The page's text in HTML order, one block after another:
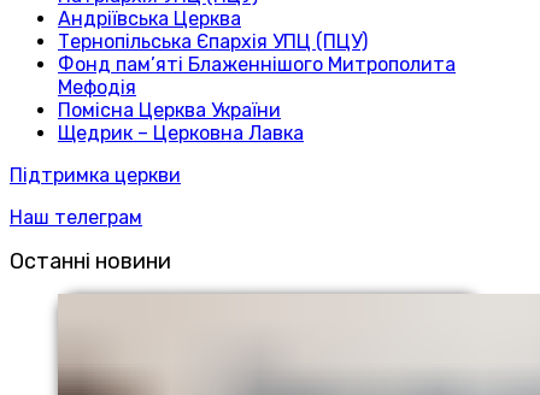
Андріївська Церква
Тернопільська Єпархія УПЦ (ПЦУ)
Фонд пам’яті Блаженнішого Митрополита
Мефодія
Помісна Церква України
Щедрик – Церковна Лавка
Підтримка церкви
Наш телеграм
Останні новини